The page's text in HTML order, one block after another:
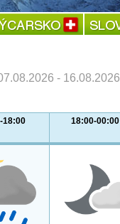
- 16.08.2026
18:00 18:00-00:00